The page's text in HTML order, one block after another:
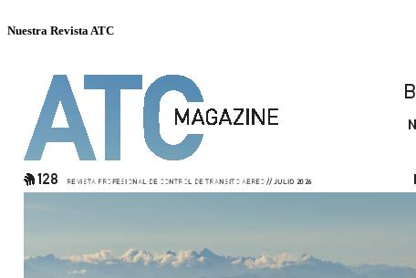
Nuestra Revista ATC